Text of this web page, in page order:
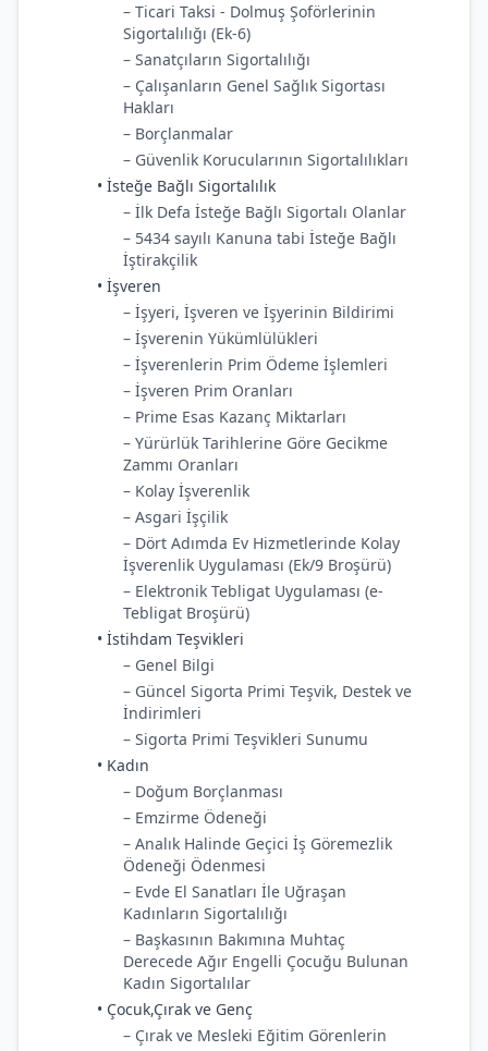
– Ticari Taksi - Dolmuş Şoförlerinin
Sigortalılığı (Ek-6)
– Sanatçıların Sigortalılığı
– Çalışanların Genel Sağlık Sigortası
Hakları
– Borçlanmalar
– Güvenlik Korucularının Sigortalılıkları
• İsteğe Bağlı Sigortalılık
– İlk Defa İsteğe Bağlı Sigortalı Olanlar
– 5434 sayılı Kanuna tabi İsteğe Bağlı
İştirakçilik
• İşveren
– İşyeri, İşveren ve İşyerinin Bildirimi
– İşverenin Yükümlülükleri
– İşverenlerin Prim Ödeme İşlemleri
– İşveren Prim Oranları
– Prime Esas Kazanç Miktarları
– Yürürlük Tarihlerine Göre Gecikme
Zammı Oranları
– Kolay İşverenlik
– Asgari İşçilik
– Dört Adımda Ev Hizmetlerinde Kolay
İşverenlik Uygulaması (Ek/9 Broşürü)
– Elektronik Tebligat Uygulaması (e-
Tebligat Broşürü)
• İstihdam Teşvikleri
– Genel Bilgi
– Güncel Sigorta Primi Teşvik, Destek ve
İndirimleri
– Sigorta Primi Teşvikleri Sunumu
• Kadın
– Doğum Borçlanması
– Emzirme Ödeneği
– Analık Halinde Geçici İş Göremezlik
Ödeneği Ödenmesi
– Evde El Sanatları İle Uğraşan
Kadınların Sigortalılığı
– Başkasının Bakımına Muhtaç
Derecede Ağır Engelli Çocuğu Bulunan
Kadın Sigortalılar
• Çocuk,Çırak ve Genç
– Çırak ve Mesleki Eğitim Görenlerin